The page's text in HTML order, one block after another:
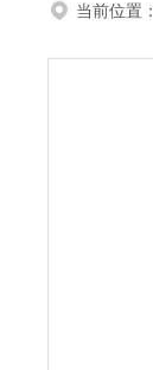
当前位置：